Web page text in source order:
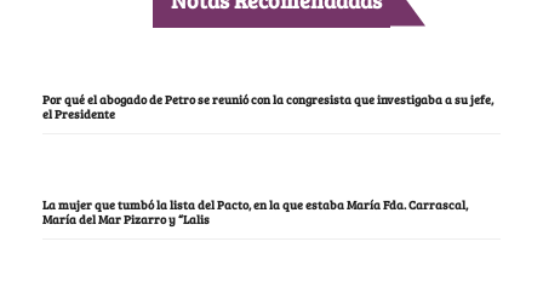
Por qué el abogado de Petro se reunió con la congresista que investigaba a su jefe,
el Presidente
La mujer que tumbó la lista del Pacto, en la que estaba María Fda. Carrascal,
María del Mar Pizarro y “Lalis